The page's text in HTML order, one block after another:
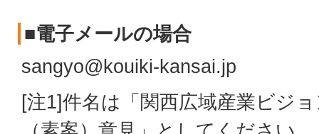
■電子メールの場合
sangyo@kouiki-kansai.jp
[注1]件名は「関西広域産業ビジ